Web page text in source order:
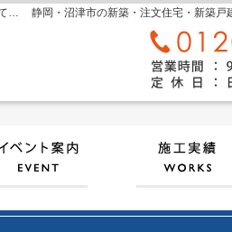
静岡・沼津市の新築・注文住宅・新築
sora home 奏楽ホーム‐静岡・沼津市の新築・注文住宅・新築戸建てなら工務店のモリケン